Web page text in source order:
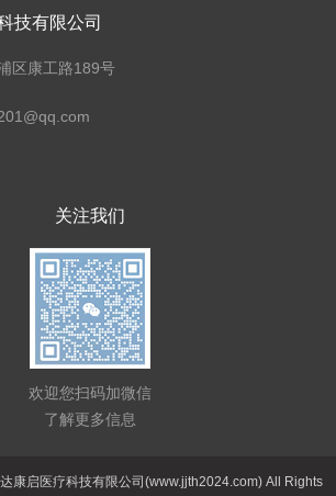
技有限公司
区康工路189号
关注我们
欢迎您扫码加微信
了解更多信息
康启医疗科技有限公司(www.jjth2024.com) All Rights